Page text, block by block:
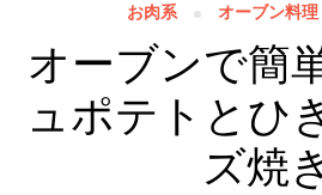
お肉系 オーブン料理
オーブンで簡
ュポテトとひ
ズ焼き